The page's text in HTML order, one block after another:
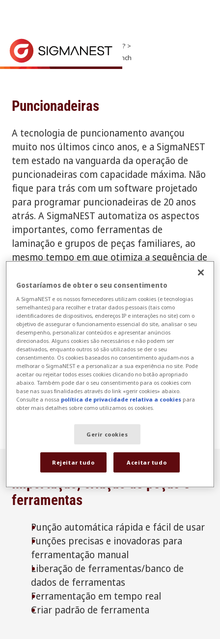
Página inicial> Por que a SigmaNEST? >
Tipos de máquinas suportados > Punch
Puncionadeiras
ENTRE EM CONTATO COM O SETOR DE VENDAS
Puncionadeiras
A tecnologia de puncionamento avançou
muito nos últimos cinco anos, e a SigmaNEST
tem estado na vanguarda da operação de
puncionadeiras com capacidade máxima. Não
fique para trás com um software projetado
para programar puncionadeiras de 20 anos
atrás. A SigmaNEST automatiza os aspectos
importantes, como ferramentas de
laminação e grupos de peças familiares, ao
mesmo tempo em que otimiza a sequência de
Importação, criação de peças e
ferramentas
Punção automática rápida e fácil de usar
Funções precisas e inovadoras para
ferramentação manual
Liberação de ferramentas/banco de
dados de ferramentas
Ferramentação em tempo real
Criar padrão de ferramenta
Gostaríamos de obter o seu consentimento
A SigmaNEST e os nossos fornecedores utilizam cookies (e tecnologias
semelhantes) para recolher e tratar dados pessoais (tais como
identificadores de dispositivos, endereços IP e interações no site) com o
objetivo de assegurar o funcionamento essencial do site, analisar o seu
desempenho, personalizar conteúdos e apresentar anúncios
direcionados. Alguns cookies são necessários e não podem ser
desativados, enquanto outros só são utilizados se der o seu
consentimento. Os cookies baseados no consentimento ajudam-nos a
melhorar o SigmaNEST e a personalizar a sua experiência no site. Pode
aceitar ou rejeitar todos esses cookies clicando no botão apropriado
abaixo. Também pode dar o seu consentimento para os cookies com
base nas suas finalidades através do link «gerir cookies» abaixo.
Consulte a nossa política de privacidade relativa a cookies para
obter mais detalhes sobre como utilizamos os cookies.
Gerir cookies
Rejeitar tudo Aceitar tudo